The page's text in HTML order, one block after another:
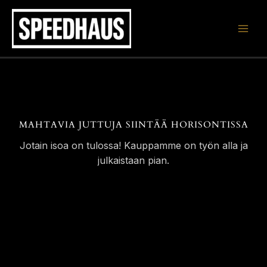
Siirry
sisältöön
MAHTAVIA JUTTUJA SIINTÄÄ HORISONTISSA
Jotain isoa on tulossa! Kauppamme on työn alla ja
julkaistaan pian.